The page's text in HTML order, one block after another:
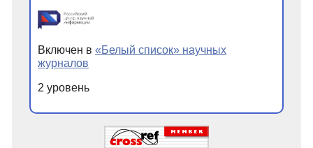
Включен в «Белый список» научных
журналов
2 уровень